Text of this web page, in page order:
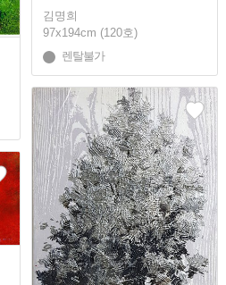
김명희
97x194cm (120호)
렌탈불가